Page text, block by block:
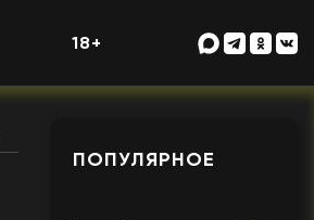
18+
ПОПУЛЯРНОЕ